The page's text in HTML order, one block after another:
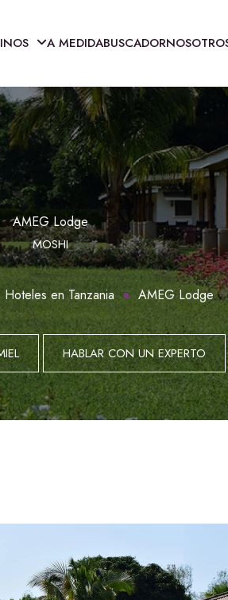
A MEDIDABUSCADOR
AMEG Lodge
MOSHI
Hoteles en Tanzania AMEG Lodge
HABLAR CON UN EXPERTO